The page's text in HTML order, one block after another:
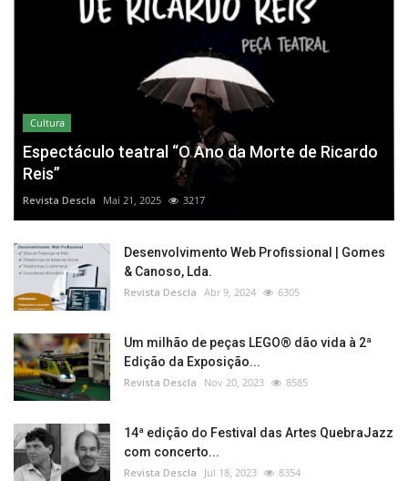
Cultura
Espectáculo teatral “O Ano da Morte de Ricardo
Reis”
Revista Descla Mai 21, 2025 3217
Desenvolvimento Web Profissional | Gomes
& Canoso, Lda.
Revista Descla Abr 9, 2024 6305
Um milhão de peças LEGO® dão vida à 2ª
Edição da Exposição...
Revista Descla Nov 20, 2023 8585
14ª edição do Festival das Artes QuebraJazz
com concerto...
Revista Descla Jul 18, 2023 8354